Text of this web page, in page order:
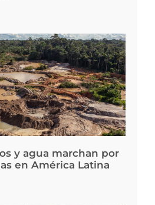
y agua marchan por
en América Latina